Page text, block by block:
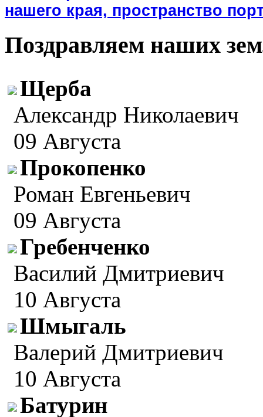
нашего края, пространство
Поздравляем наших
Щерба
Александр Николаевич
09 Августа
Прокопенко
Роман Евгеньевич
09 Августа
Гребенченко
Василий Дмитриевич
10 Августа
Шмыгаль
Валерий Дмитриевич
10 Августа
Батурин